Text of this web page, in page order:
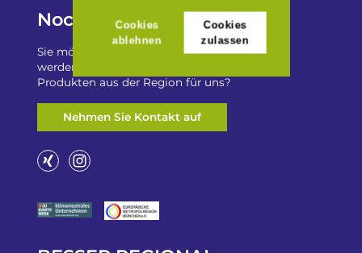
Cookies
ablehnen
Cookies
zulassen
Noch Fragen?
Sie möchten auf „Besser Regional“ gelistet
werden? Oder haben Sie einen Freizeittip zu
Produkten aus der Region für uns?
Nehmen Sie Kontakt auf